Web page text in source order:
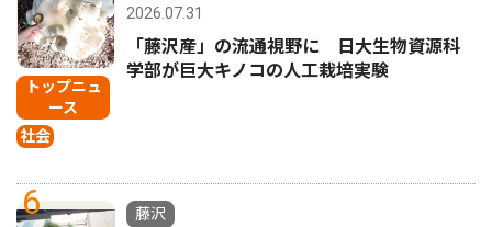
トップニュ
ース
社会
2026.07.31
「藤沢産」の流通視野に 日大生物資源科
学部が巨大キノコの人工栽培実験
6 藤沢